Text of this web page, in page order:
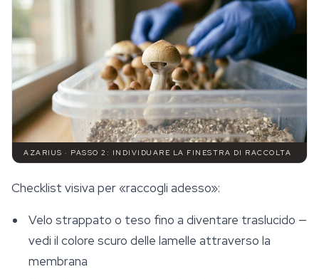
AZARIUS · PASSO 2: INDIVIDUARE LA FINESTRA DI RACCOLTA
Checklist visiva per «raccogli adesso»:
Velo strappato o teso fino a diventare traslucido —
vedi il colore scuro delle lamelle attraverso la
membrana